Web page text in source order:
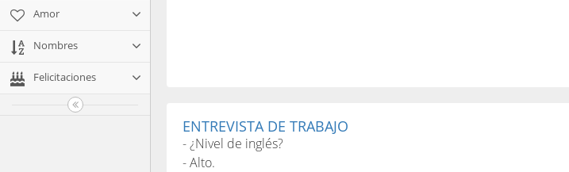
Amor
Nombres
Felicitaciones
ENTREVISTA DE TRABAJO
- ¿Nivel de inglés?
- Alto.